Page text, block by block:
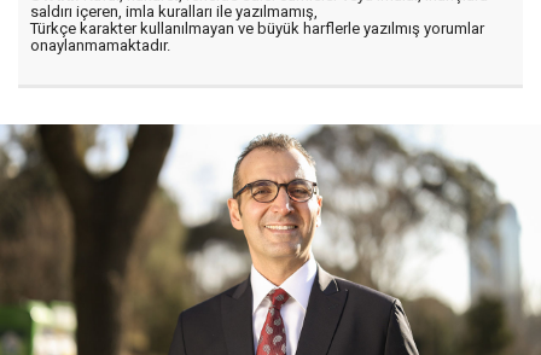
saldırı içeren, imla kuralları ile yazılmamış,
Türkçe karakter kullanılmayan ve büyük harflerle yazılmış yorumlar
onaylanmamaktadır.